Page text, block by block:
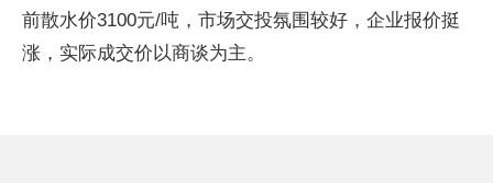
前散水价3100元/吨，市场交投氛围较好，企业报价挺
涨，实际成交价以商谈为主。